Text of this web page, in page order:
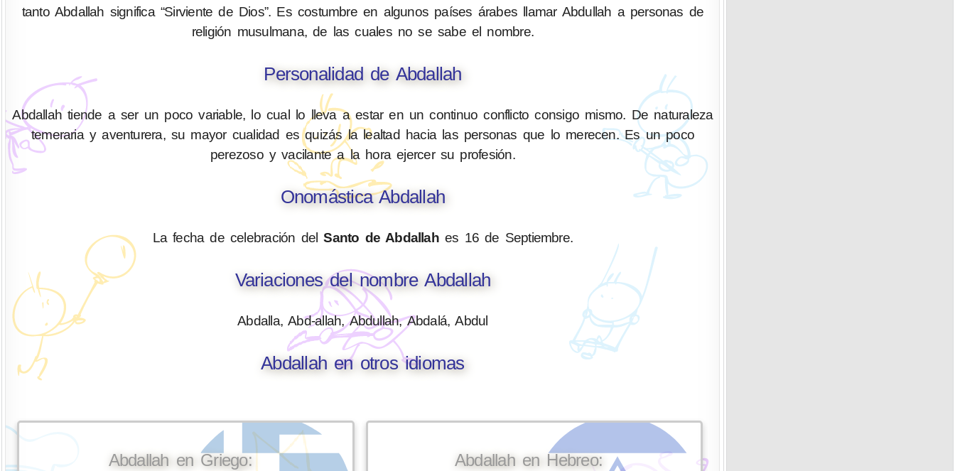
tanto Abdallah significa “Sirviente de Dios”. Es costumbre en algunos países árabes llamar Abdullah a personas de
religión musulmana, de las cuales no se sabe el nombre.
Personalidad de Abdallah
Abdallah tiende a ser un poco variable, lo cual lo lleva a estar en un continuo conflicto consigo mismo. De naturaleza
temeraria y aventurera, su mayor cualidad es quizás la lealtad hacia las personas que lo merecen. Es un poco
perezoso y vacilante a la hora ejercer su profesión.
Onomástica Abdallah
La fecha de celebración delSanto de Abdallahes 16 de Septiembre.
Variaciones del nombre Abdallah
Abdalla, Abd-allah, Abdullah, Abdalá, Abdul
Abdallah en otros idiomas
Abdallah en Griego: Abdallah en Hebreo: